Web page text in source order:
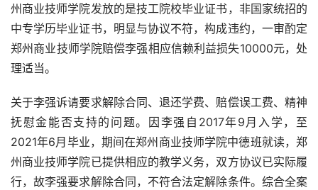
州商业技师学院发放的是技工院校毕业证书，非国家统招的
中专学历毕业证书，明显与协议不符，构成违约，一审酌定
郑州商业技师学院赔偿李强相应信赖利益损失10000元，处
理适当。
关于李强诉请要求解除合同、退还学费、赔偿误工费、精神
抚慰金能否支持的问题。因李强自2017年9月入学，至
2021年6月毕业，期间在郑州商业技师学院中德班就读，郑
州商业技师学院已提供相应的教学义务，双方协议已实际履
行，故李强要求解除合同，不符合法定解除条件。综合全案